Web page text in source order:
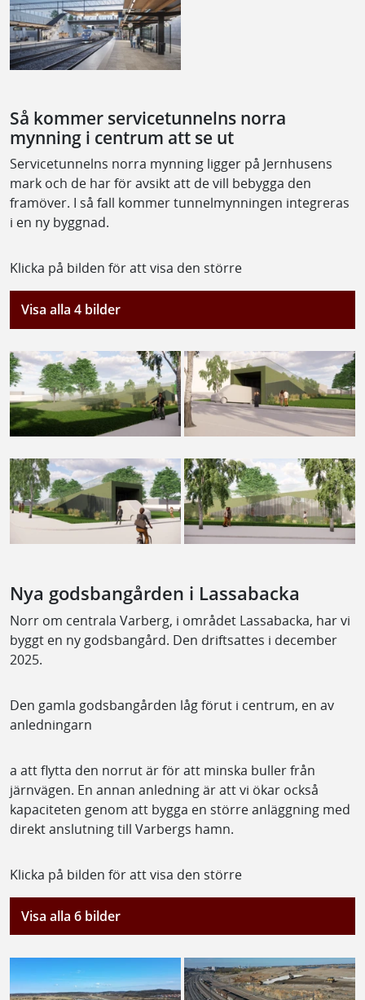
Så kommer servicetunnelns norra
mynning i centrum att se ut
Servicetunnelns norra mynning ligger på Jernhusens
mark och de har för avsikt att de vill bebygga den
framöver. I så fall kommer tunnelmynningen integreras
i en ny byggnad.
Klicka på bilden för att visa den större
Visa alla 4 bilder
Nya godsbangården i Lassabacka
Norr om centrala Varberg, i området Lassabacka, har vi
byggt en ny godsbangård. Den driftsattes i december
2025.
Den gamla godsbangården låg förut i centrum, en av
anledningarn
a att flytta den norrut är för att minska buller från
järnvägen. En annan anledning är att vi ökar också
kapaciteten genom att bygga en större anläggning med
direkt anslutning till Varbergs hamn.
Klicka på bilden för att visa den större
Visa alla 6 bilder